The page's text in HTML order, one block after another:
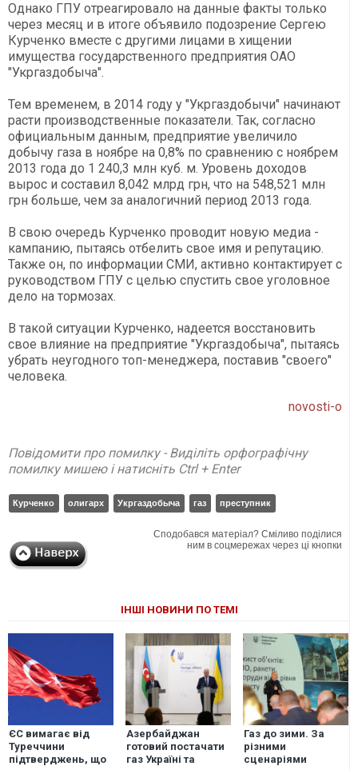
Однако ГПУ отреагировало на данные факты только
через месяц и в итоге объявило подозрение Сергею
Курченко вместе с другими лицами в хищении
имущества государственного предприятия ОАО
"Укргаздобыча".
Тем временем, в 2014 году у "Укргаздобычи" начинают
расти производственные показатели. Так, согласно
официальным данным, предприятие увеличило
добычу газа в ноябре на 0,8% по сравнению с ноябрем
2013 года до 1 240,3 млн куб. м. Уровень доходов
вырос и составил 8,042 млрд грн, что на 548,521 млн
грн больше, чем за аналогичний период 2013 года.
В свою очередь Курченко проводит новую медиа -
кампанию, пытаясь отбелить свое имя и репутацию.
Также он, по информации СМИ, активно контактирует с
руководством ГПУ с целью спустить свое уголовное
дело на тормозах.
В такой ситуации Курченко, надеется восстановить
свое влияние на предприятие "Укргаздобыча", пытаясь
убрать неугодного топ-менеджера, поставив "своего"
человека.
novosti-o
Повідомити про помилку - Виділіть орфографічну
помилку мишею і натисніть Ctrl + Enter
Курченко олигарх Укргаздобыча газ преступник
Сподобався матеріал? Сміливо поділися
ним в соцмережах через ці кнопки
ІНШІ НОВИНИ ПО ТЕМІ
ЄС вимагає від
Туреччини
підтверджень, що
Азербайджан
готовий постачати
газ Україні та
Газ до зими. За
різними
сценаріями